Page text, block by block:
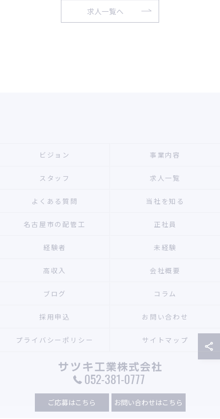
求人一覧へ
052-381-0777
ご応募はこちら お問い合わせはこちら
ビジョン 事業内容
スタッフ 求人一覧
よくある質問 当社を知る
名古屋市の配管工 正社員
経験者 未経験
高収入 会社概要
ブログ コラム
採用申込 お問い合わせ
プライバシーポリシー サイトマップ
© 2026 愛知県名古屋市で配管工の求人ならサツキ工業株式会社 ALL RIGHTS
RESERVED.